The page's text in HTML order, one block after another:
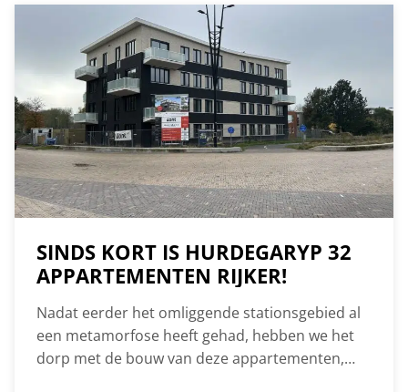
een huiselijk en warm thuis voor
jongvolwassenen met een zorgvraag. In totaal
bouwen we hier 67 zorgwoningen, twee
gemeenschappelijke huiskamers en enkele
ruimtes voor ondersteunende functies. Omega
Groep wil toekomstige bewoners hier een veilige
en inspirerende woonomgeving bieden.
SINDS KORT IS HURDEGARYP 32
APPARTEMENTEN RIJKER!
Nadat eerder het omliggende stationsgebied al
een metamorfose heeft gehad, hebben we het
dorp met de bouw van deze appartementen,